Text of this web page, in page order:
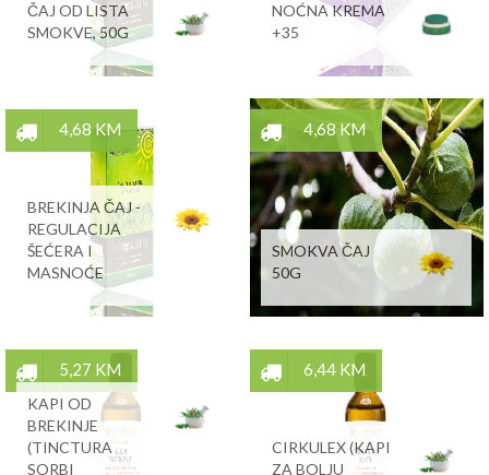
ČAJ OD LISTA
SMOKVE, 50G
NOĆNA KREMA
+35
4,68 KM
BREKINJA ČAJ -
REGULACIJA
ŠEĆERA I
MASNOĆE
4,68 KM
SMOKVA ČAJ
50G
5,27 KM
KAPI OD
BREKINJE
(TINCTURA
SORBI
6,44 KM
CIRKULEX (KAPI
ZA BOLJU